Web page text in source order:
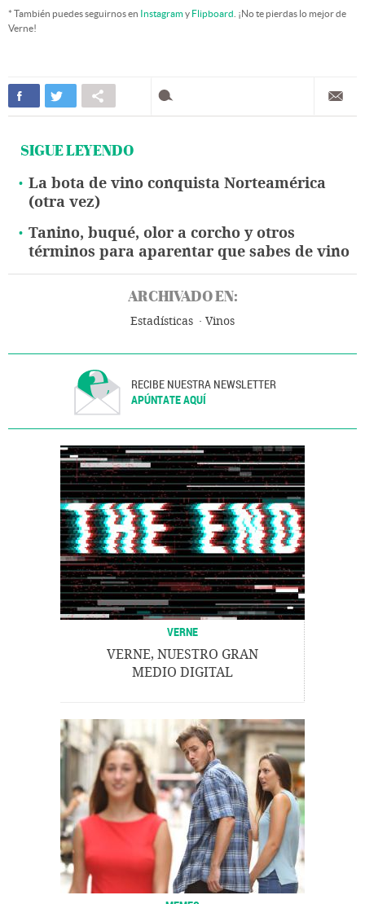
* También puedes seguirnos en Instagramy Flipboard . ¡No te pierdas lo mejor de
Verne!
SIGUE LEYENDO
La bota de vino conquista Norteamérica
(otra vez)
Tanino, buqué, olor a corcho y otros
términos para aparentar que sabes de vino
ARCHIVADO EN:
Estadísticas Vinos
RECIBE NUESTRA NEWSLETTER
APÚNTATE AQUÍ
VERNE
VERNE, NUESTRO GRAN
MEDIO DIGITAL